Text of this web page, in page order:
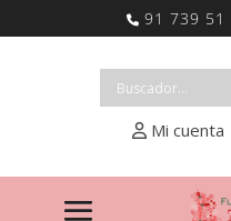
91 739 51
Mi cuenta